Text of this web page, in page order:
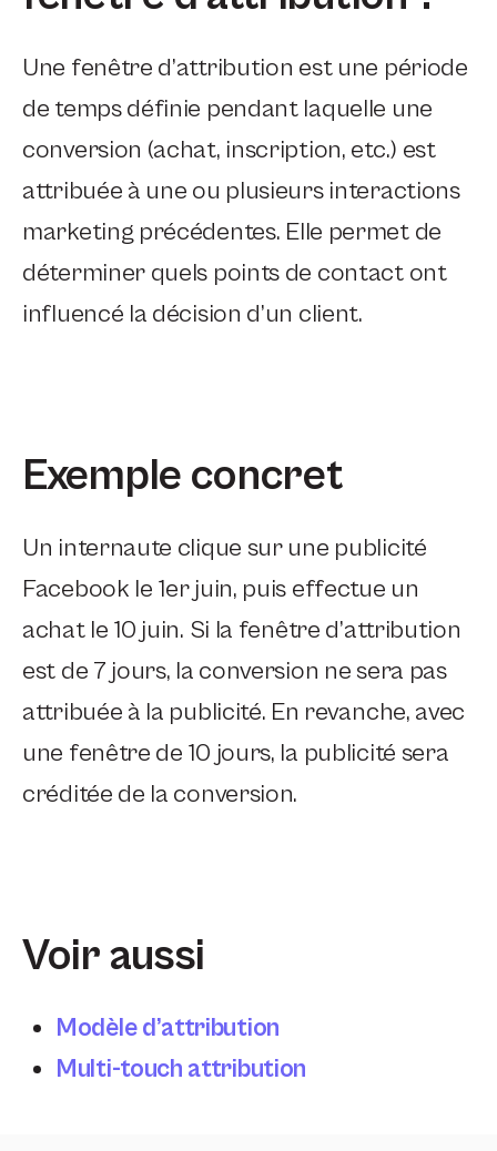
Une fenêtre d’attribution est une période
de temps définie pendant laquelle une
conversion (achat, inscription, etc.) est
attribuée à une ou plusieurs interactions
marketing précédentes. Elle permet de
déterminer quels points de contact ont
influencé la décision d’un client.
Exemple concret
Un internaute clique sur une publicité
Facebook le 1er juin, puis effectue un
achat le 10 juin. Si la fenêtre d’attribution
est de 7 jours, la conversion ne sera pas
attribuée à la publicité. En revanche, avec
une fenêtre de 10 jours, la publicité sera
créditée de la conversion.
Voir aussi
Modèle d’attribution
Multi-touch attribution